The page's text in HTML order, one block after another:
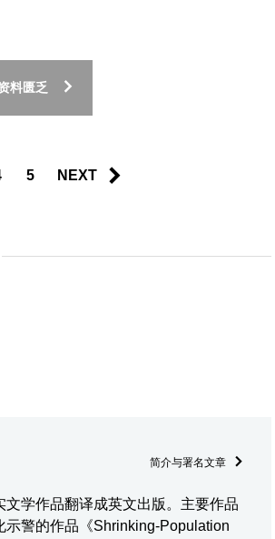
料匮乏
5 NEXT
简介与署名文章
学作品翻译成英文出版。主要作品
警的作品《Shrinking-Population